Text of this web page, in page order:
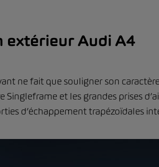
extérieur Audi A4
ne fait que souligner son
et les grandes prises
d’échappement trapézoïdales